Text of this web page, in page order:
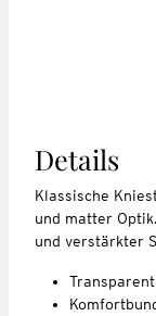
Details
Klassische
und matter
und verstärkter